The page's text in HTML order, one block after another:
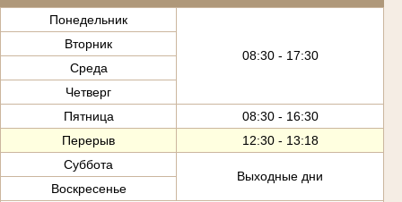
Понедельник
08:30 - 17:30
Вторник
Среда
Четверг
Пятница
08:30 - 16:30
Перерыв
12:30 - 13:18
Суббота
Выходные дни
Воскресенье